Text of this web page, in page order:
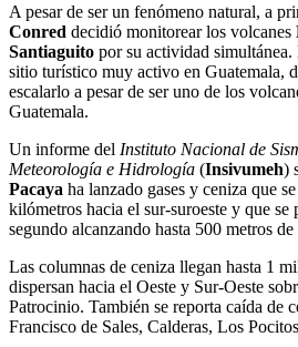
A pesar de ser un fenómeno natural, a
Conred decidió monitorear los volcanes
Santiaguito por su actividad
sitio turístico muy activo en Guatemala,
escalarlo a pesar de ser uno de los
Guatemala.
Un informe del Instituto Nacional de
Meteorología e Hidrología (Insivumeh)
Pacaya ha lanzado gases y ceniza que
kilómetros hacia el sur-suroeste y que se
segundo alcanzando hasta 500 metros
Las columnas de ceniza llegan hasta 1
dispersan hacia el Oeste y Sur-Oeste
Patrocinio. También se reporta caída de
Francisco de Sales, Calderas, Los